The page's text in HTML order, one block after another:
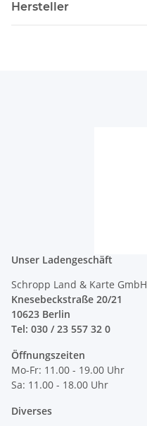
Hersteller
Unser Ladengeschäft
Schropp Land & Karte GmbH
Knesebeckstraße 20/21
10623 Berlin
Tel: 030 / 23 557 32 0
Öffnungszeiten
Mo-Fr: 11.00 - 19.00 Uhr
Sa: 11.00 - 18.00 Uhr
Diverses